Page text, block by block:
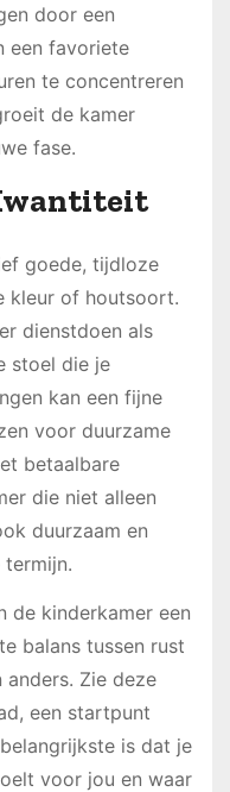
door een
een favoriete
te concentreren
de kamer
fase.
goede, tijdloze
kleur of houtsoort.
dienstdoen als
stoel die je
kan een fijne
voor duurzame
betaalbare
die niet alleen
duurzaam en
de kinderkamer een
balans tussen rust
Zie deze
een startpunt
is dat je
voor jou en waar